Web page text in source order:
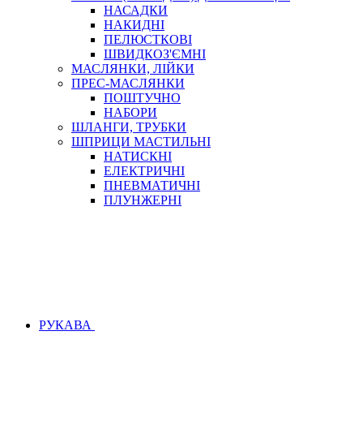
НАСАДКИ
НАКИДНІ
ПЕЛЮСТКОВІ
ШВИДКОЗ'ЄМНІ
МАСЛЯНКИ, ЛІЙКИ
ПРЕС-МАСЛЯНКИ
ПОШТУЧНО
НАБОРИ
ШЛАНГИ, ТРУБКИ
ШПРИЦИ МАСТИЛЬНІ
НАТИСКНІ
ЕЛЕКТРИЧНІ
ПНЕВМАТИЧНІ
ПЛУНЖЕРНІ
РУКАВА